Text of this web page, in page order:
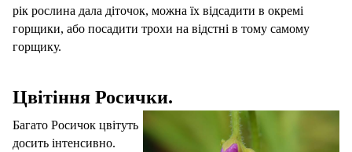
рік рослина дала діточок, можна їх відсадити в окремі
горщики, або посадити трохи на відстні в тому самому
горщику.
Цвітіння Росички.
Багато Росичок цвітуть
досить інтенсивно.